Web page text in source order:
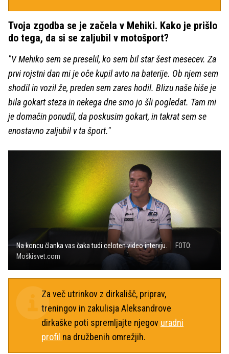
Tvoja zgodba se je začela v Mehiki. Kako je prišlo
do tega, da si se zaljubil v motošport?
"V Mehiko sem se preselil, ko sem bil star šest mesecev. Za
prvi rojstni dan mi je oče kupil avto na baterije. Ob njem sem
shodil in vozil že, preden sem zares hodil. Blizu naše hiše je
bila gokart steza in nekega dne smo jo šli pogledat. Tam mi
je domačin ponudil, da poskusim gokart, in takrat sem se
enostavno zaljubil v ta šport."
Na koncu članka vas čaka tudi celoten video intervju.
FOTO:
Moškisvet.com
Za več utrinkov z dirkališč, priprav,
treningov in zakulisja Aleksandrove
dirkaške poti spremljajte njegov uradni
profil na družbenih omrežjih.